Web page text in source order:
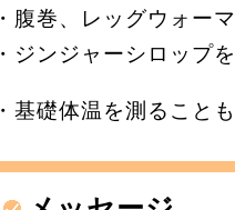
・腹巻、レッグウォー
・ジンジャーシロップ
・基礎体温を測ること